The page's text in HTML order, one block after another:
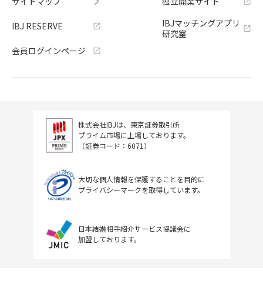
IBJ RESERVE
会員ログインページ
IBJマッチングアプリ
研究室
株式会社IBJは、東京証券取引所
プライム市場に上場しております。
（証券コード：6071）
大切な個人情報を保護することを目的に
プライバシーマークを取得しています。
日本結婚相手紹介サービス協議会に
加盟しております。